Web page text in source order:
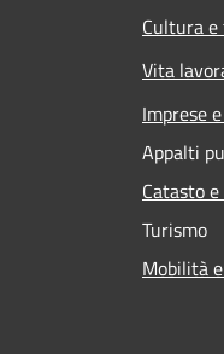
Cultura
Vita
Imprese
Appalti
Catasto
Turismo
Mobilità